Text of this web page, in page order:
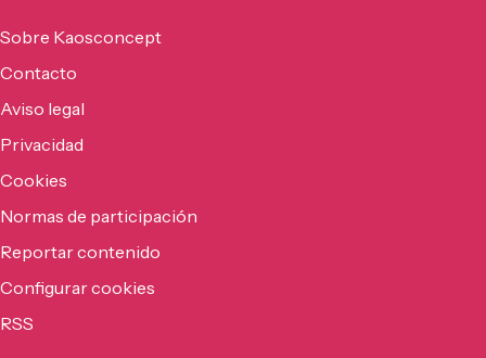
Sobre Kaosconcept
Contacto
Aviso legal
Privacidad
Cookies
Normas de participación
Reportar contenido
Configurar cookies
RSS